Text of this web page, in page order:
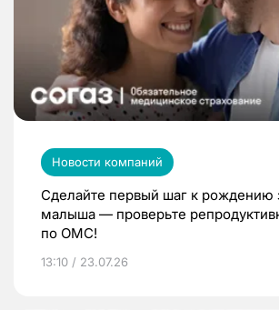
Новости компаний
Сделайте первый шаг к рождению
малыша — проверьте
по ОМС!
13:10 / 23.07.26